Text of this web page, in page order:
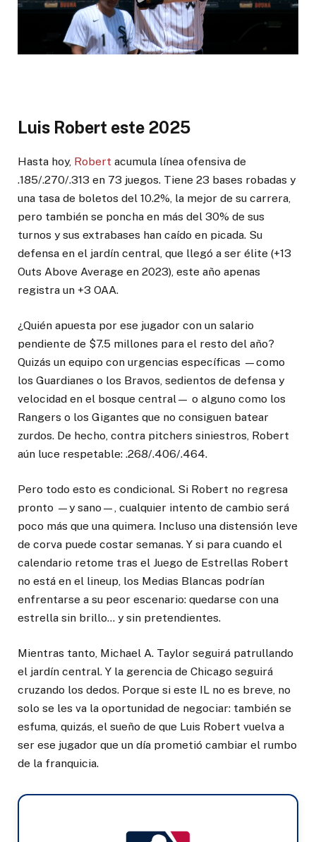
Luis Robert este 2025
Hasta hoy, Robert acumula línea ofensiva de
.185/.270/.313 en 73 juegos. Tiene 23 bases robadas y
una tasa de boletos del 10.2%, la mejor de su carrera,
pero también se poncha en más del 30% de sus
turnos y sus extrabases han caído en picada. Su
defensa en el jardín central, que llegó a ser élite (+13
Outs Above Average en 2023), este año apenas
registra un +3 OAA.
¿Quién apuesta por ese jugador con un salario
pendiente de $7.5 millones para el resto del año?
Quizás un equipo con urgencias específicas —como
los Guardianes o los Bravos, sedientos de defensa y
velocidad en el bosque central— o alguno como los
Rangers o los Gigantes que no consiguen batear
zurdos. De hecho, contra pitchers siniestros, Robert
aún luce respetable: .268/.406/.464.
Pero todo esto es condicional. Si Robert no regresa
pronto —y sano—, cualquier intento de cambio será
poco más que una quimera. Incluso una distensión leve
de corva puede costar semanas. Y si para cuando el
calendario retome tras el Juego de Estrellas Robert
no está en el lineup, los Medias Blancas podrían
enfrentarse a su peor escenario: quedarse con una
estrella sin brillo… y sin pretendientes.
Mientras tanto, Michael A. Taylor seguirá patrullando
el jardín central. Y la gerencia de Chicago seguirá
cruzando los dedos. Porque si este IL no es breve, no
solo se les va la oportunidad de negociar: también se
esfuma, quizás, el sueño de que Luis Robert vuelva a
ser ese jugador que un día prometió cambiar el rumbo
de la franquicia.